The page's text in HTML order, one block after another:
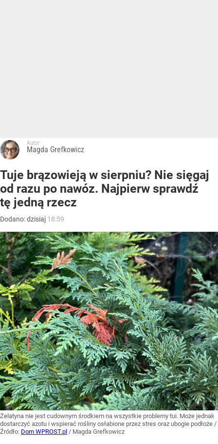
Autor:
Magda Grefkowicz
Tuje brązowieją w sierpniu? Nie sięgaj
od razu po nawóz. Najpierw sprawdź
tę jedną rzecz
Dodano:dzisiaj 18:59
Żelatyna nie jest cudownym środkiem na wszystkie problemy tui. Może jednak
dostarczyć azotu i wspierać rośliny osłabione przez stres oraz ubogie podłoże /
Źródło: Dom WPROST.pl / Magda Grefkowicz